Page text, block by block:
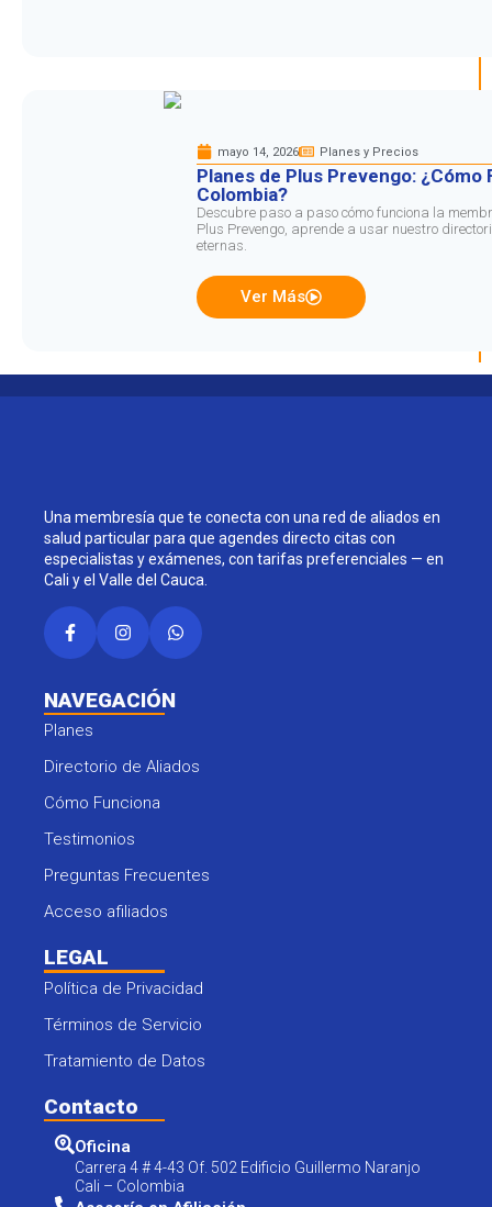
mayo 14, 2026 Planes y Precios
Planes de Plus Prevengo:
Colombia?
Descubre paso a paso cómo funciona la
Plus Prevengo, aprende a usar nuestro
eternas.
Ver Más
Una membresía que te conecta con una red de aliados en
salud particular para que agendes directo citas con
especialistas y exámenes, con tarifas preferenciales — en
Cali y el Valle del Cauca.
NAVEGACIÓN
Planes
Directorio de Aliados
Cómo Funciona
Testimonios
Preguntas Frecuentes
Acceso afiliados
LEGAL
Política de Privacidad
Términos de Servicio
Tratamiento de Datos
Contacto
Oficina
Carrera 4 # 4-43 Of. 502 Edificio Guillermo Naranjo
Cali – Colombia